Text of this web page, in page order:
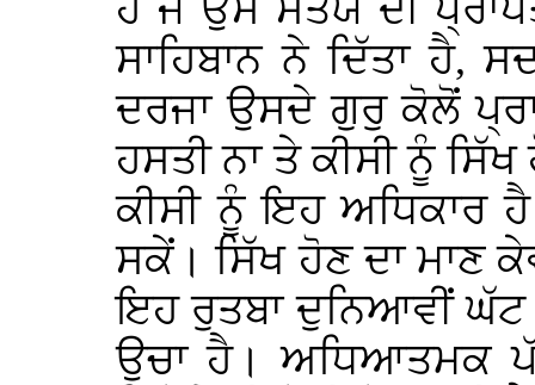
ਹੈ ਜੋ ਉਸ ਸਤਯ ਦੀ
ਸਾਹਿਬਾਨ ਨੇ ਦਿੱਤਾ ਹੈ,
ਦਰਜਾ ਉਸਦੇ ਗੁਰੁ ਕੋਲੋਂ
ਹਸਤੀ ਨਾ ਤੇ ਕੀਸੀ ਨੂੰ
ਕੀਸੀ ਨੂੰ ਇਹ ਅਧਿਕਾਰ
ਸਕੇਂ। ਸਿੱਖ ਹੋਣ ਦਾ ਮਾਣ
ਇਹ ਰੁਤਬਾ ਦੁਨਿਆਵੀਂ
ਉਚਾ ਹੈ। ਅਧਿਆਤਮਕ